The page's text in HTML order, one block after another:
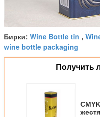
Бирки: Wine Bottle tin ,
wine bottle packaging
Получить